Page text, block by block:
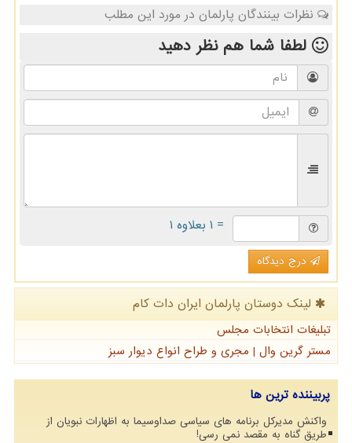
نظرات بینندگان پارلمان در مورد این مطلب
لطفا شما همنظر دهید
= ۱ بعلاوه ۱
درج دیدگاه
لینک دوستان پارلمان ایران دات كام
تبلیغات انتخابات مجلس
مستر گرین وال | مجری و طراح انواع دیوار سبز
پربیننده ترین ها
واکنش مدیرکل برنامه های سیاسی صداوسیما به اظهارات نبویان از
طریق گناه به مقصد نمی رسی!